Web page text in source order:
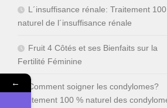
L´insuffisance rénale: Traitement
naturel de l´insuffisance rénale
Fruit 4 Côtés et ses Bienfaits sur la
Fertilité Féminine
Comment soigner les condylomes?
Traitement 100 % naturel des
←